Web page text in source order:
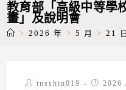
教育部「高級中等學
畫」及說明會
> 2026 年 > 5 月 > 21 日
Posttnsshtn019
Post2026